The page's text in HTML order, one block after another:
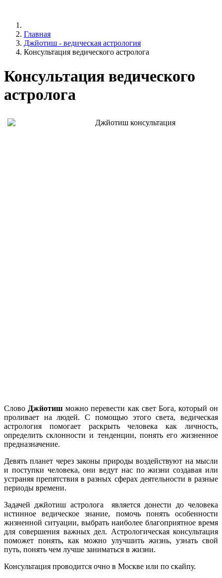
Главная
Джйотиш - ведическая астрология
Консультация ведического астролога
Консультация ведического
астролога
Слово Джйотиш можно перевести как свет Бога, который он
проливает на людей. С помощью этого света, ведическая
астрология помогает раскрыть человека как личность,
определить склонности и тенденции, понять его жизненное
предназначение.
Девять планет через законы природы воздействуют на мысли
и поступки человека, они ведут нас по жизни создавая или
устраняя препятствия в разных сферах деятельности в разные
периоды времени.
Задачей джйотиш астролога является донести до человека
истинное ведическое знание, помочь понять особенности
жизненной ситуации, выбрать наиболее благоприятное время
для совершения важных дел. Астрологическая консультация
поможет понять, как можно улучшить жизнь, узнать свой
путь, понять чем лучше заниматься в жизни.
Консультация проводится очно в Москве или по скайпу.